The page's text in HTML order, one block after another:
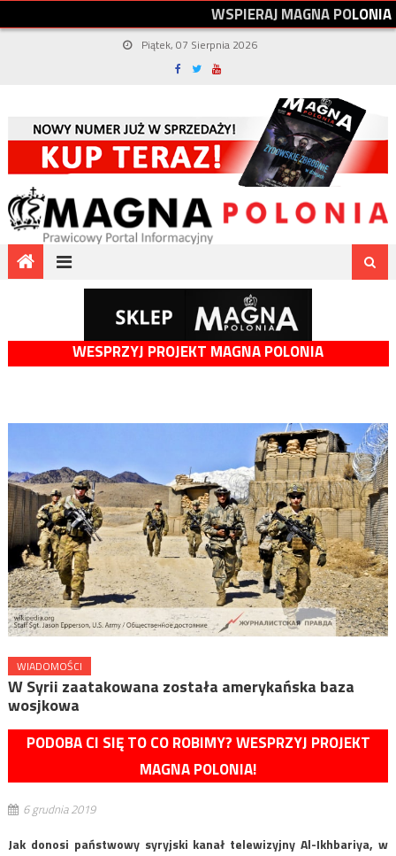
WSPIERAJMAGNAPOLONIA
Piątek, 07 Sierpnia 2026
WESPRZYJ PROJEKT MAGNA POLONIA
WIADOMOŚCI
W Syrii zaatakowana została amerykańska baza
wosjkowa
PODOBA CI SIĘ TO CO ROBIMY? WESPRZYJ PROJEKT
MAGNA POLONIA!
6 grudnia 2019
Jak donosi państwowy syryjski kanał telewizyjny Al-Ikhbariya, w